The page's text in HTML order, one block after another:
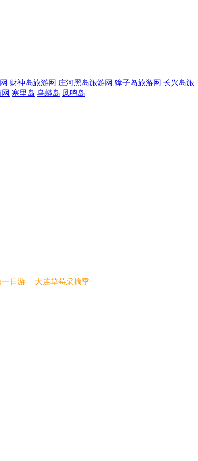
财神岛旅游网 庄河黑岛旅游网 獐子岛旅游网 长兴岛旅
塞里岛 乌蟒岛 凤鸣岛
一日游
大连草莓采摘季